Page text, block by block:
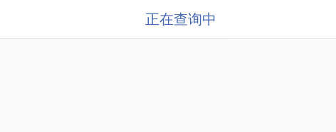
正在查询中